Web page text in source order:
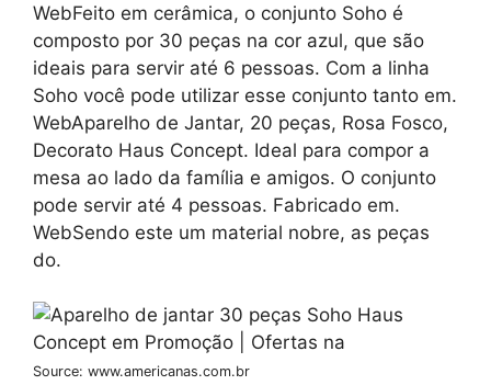
WebFeito em cerâmica, o conjunto Soho é
composto por 30 peças na cor azul, que são
ideais para servir até 6 pessoas. Com a linha
Soho você pode utilizar esse conjunto tanto em.
WebAparelho de Jantar, 20 peças, Rosa Fosco,
Decorato Haus Concept. Ideal para compor a
mesa ao lado da família e amigos. O conjunto
pode servir até 4 pessoas. Fabricado em.
WebSendo este um material nobre, as peças
do.
Source: www.americanas.com.br